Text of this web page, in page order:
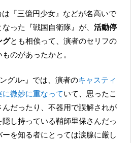
った『戦国自衛隊』が、 活動停
グとも相俟って、演者のセリフの
のがあったかと。
ングル‐』では、演者のキャスティ
微妙に重なっていて、思ったこ
だったり、不器用で誤解されが
し持っている鞘師里保さんだっ
を知る者にとっては涙腺に厳し